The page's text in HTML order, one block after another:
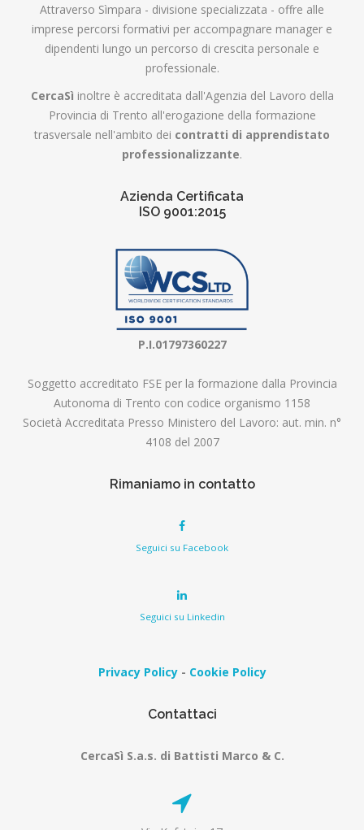
Attraverso Sìmpara - divisione specializzata - offre alle
imprese percorsi formativi per accompagnare manager e
dipendenti lungo un percorso di crescita personale e
professionale.
CercaSì inoltre è accreditata dall'Agenzia del Lavoro della
Provincia di Trento all'erogazione della formazione
trasversale nell'ambito dei contratti di apprendistato
professionalizzante.
Azienda Certificata
ISO 9001:2015
P.I.01797360227
Soggetto accreditato FSE per la formazione dalla Provincia
Autonoma di Trento con codice organismo 1158
Società Accreditata Presso Ministero del Lavoro: aut. min. n°
4108 del 2007
Rimaniamo in contatto
Seguici su Facebook
Seguici su Linkedin
Privacy Policy- Cookie Policy
Contattaci
CercaSì S.a.s. di Battisti Marco & C.